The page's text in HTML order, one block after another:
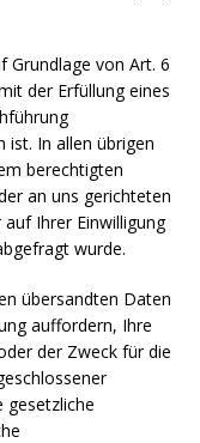
Grundlage von Art. 6
der Erfüllung eines
In allen übrigen
berechtigten
an uns gerichteten
Ihrer Einwilligung
wurde.
übersandten Daten
auffordern, Ihre
der Zweck für die
gesetzliche